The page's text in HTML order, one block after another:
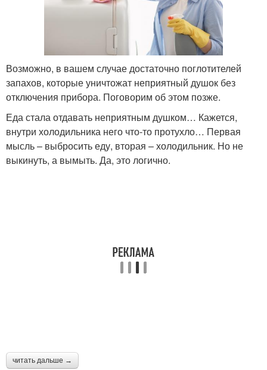
Возможно, в вашем случае достаточно поглотителей
запахов, которые уничтожат неприятный душок без
отключения прибора. Поговорим об этом позже.
Еда стала отдавать неприятным душком… Кажется,
внутри холодильника него что-то протухло… Первая
мысль – выбросить еду, вторая – холодильник. Но не
выкинуть, а вымыть. Да, это логично.
читать дальше →